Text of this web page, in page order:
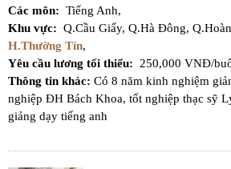
Các môn: Tiếng Anh,
Khu vực: Q.Cầu Giấy, Q.Hà Đông,
H.Thường Tín,
Yêu cầu lương tối thiểu:
250,000 VNĐ/
Thông tin khác: Có 8 năm kinh nghiệm
nghiệp ĐH Bách Khoa, tốt nghiệp thạc sỹ
giảng dạy tiếng anh